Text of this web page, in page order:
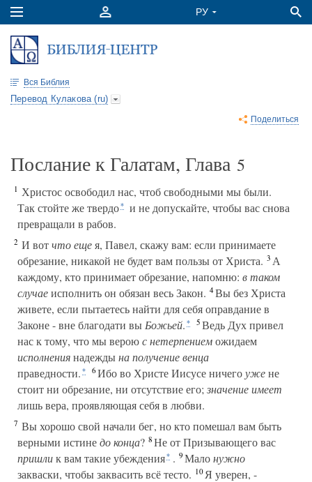
Вся Библия
Перевод Кулакова (ru)
Поделиться
Послание к Галатам, Глава 5
1 Христос освободил нас, чтоб свободными мы были.
Так стойте же твердо*
и не допускайте, чтобы вас снова
превращали в рабов.
2 И вотчто ещея, Павел, скажу вам: если принимаете
обрезание, никакой не будет вам пользы от Христа. 3А
каждому, кто принимает обрезание, напомню: в таком
случаеисполнить он обязан весь Закон. 4Вы без Христа
живете, если пытаетесь найти для себя оправдание в
Законе - вне благодати вы Божьей. * 5Ведь Дух привел
нас к тому, что мы вероюс нетерпениеможидаем
исполнениянадеждына получение венца
праведности. * 6Ибо во Христе Иисусе ничегоужене
стоит ни обрезание, ни отсутствие его; значение имеет
лишь вера, проявляющая себя в любви.
7 Вы хорошо свой начали бег, но кто помешал вам быть
верными истинедо конца? 8Не от Призывающего вас
пришлик вам такие убеждения* . 9Малонужно
закваски, чтобы заквасить всё тесто. 10Я уверен, -